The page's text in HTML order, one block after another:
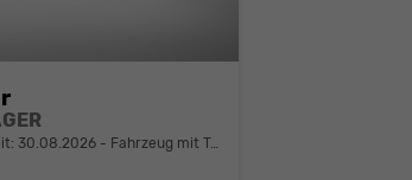
30.08.2026 Fahrzeug mit Tageszulassung